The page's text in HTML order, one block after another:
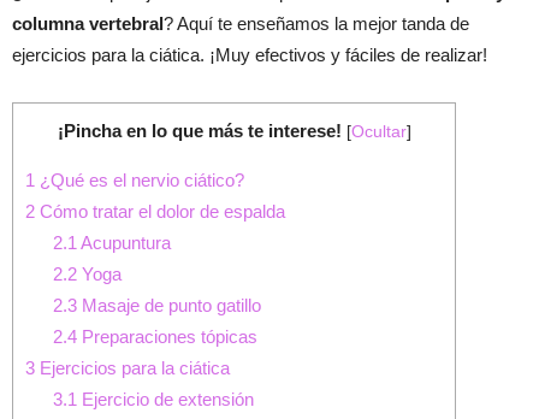
columna vertebral? Aquí te enseñamos la mejor tanda de
ejercicios para la ciática. ¡Muy efectivos y fáciles de realizar!
¡Pincha en lo que más te interese! [Ocultar]
1 ¿Qué es el nervio ciático?
2 Cómo tratar el dolor de espalda
2.1 Acupuntura
2.2Yoga
2.3Masaje de punto gatillo
2.4Preparaciones tópicas
3 Ejercicios para la ciática
3.1 Ejercicio de extensión